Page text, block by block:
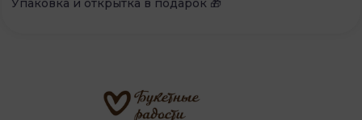
Упаковка и открытка в подарок 🎁